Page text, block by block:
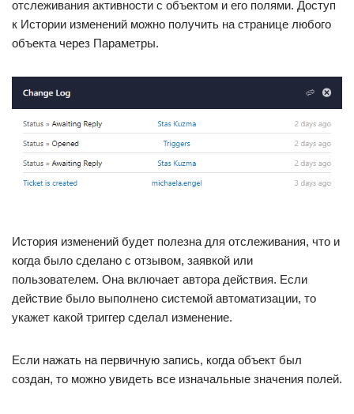
отслеживания активности с объектом и его полями. Доступ
к Истории изменений можно получить на странице любого
объекта через Параметры.
История изменений будет полезна для отслеживания, что и
когда было сделано с отзывом, заявкой или
пользователем. Она включает автора действия. Если
действие было выполнено системой автоматизации, то
укажет какой триггер сделал изменение.
Если нажать на первичную запись, когда объект был
создан, то можно увидеть все изначальные значения полей.